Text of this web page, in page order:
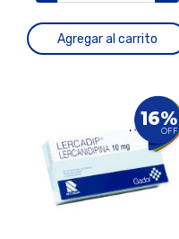
Agregar al carrito
16%
OFF